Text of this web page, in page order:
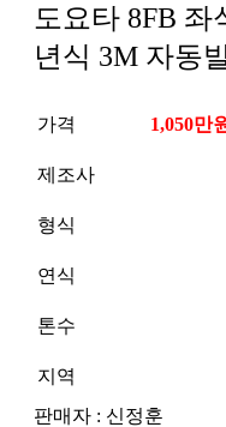
도요타 8FB 좌
년식 3M 자동
가격 1,050만
제조사
형식
연식
톤수
지역
판매자 : 신정훈